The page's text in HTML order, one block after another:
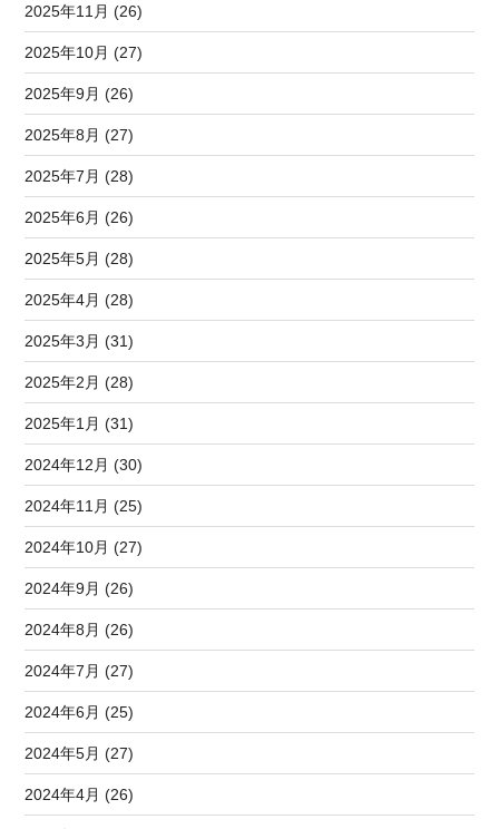
2025年11月 (26)
2025年10月 (27)
2025年9月 (26)
2025年8月 (27)
2025年7月 (28)
2025年6月 (26)
2025年5月 (28)
2025年4月 (28)
2025年3月 (31)
2025年2月 (28)
2025年1月 (31)
2024年12月 (30)
2024年11月 (25)
2024年10月 (27)
2024年9月 (26)
2024年8月 (26)
2024年7月 (27)
2024年6月 (25)
2024年5月 (27)
2024年4月 (26)